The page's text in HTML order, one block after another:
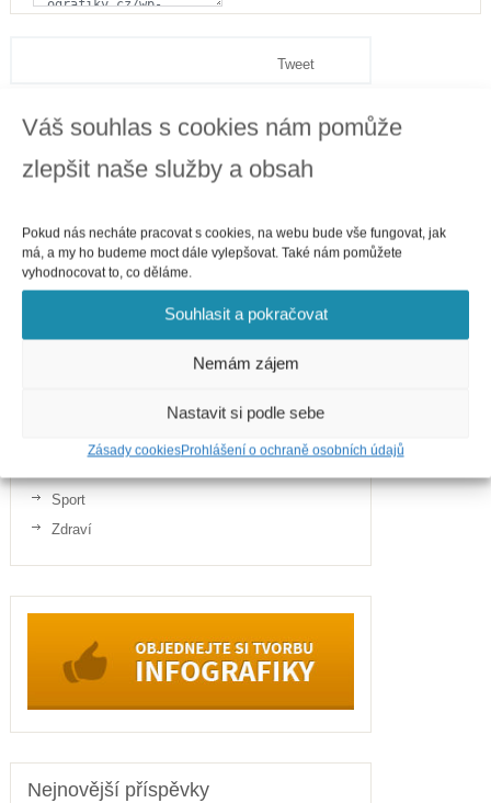
Váš souhlas s cookies nám pomůže
zlepšit naše služby a obsah
Pokud nás necháte pracovat s cookies, na webu bude vše fungovat, jak
má, a my ho budeme moct dále vylepšovat. Také nám pomůžete
vyhodnocovat to, co děláme.
Souhlasit a pokračovat
Nemám zájem
Nastavit si podle sebe
Zásady cookiesProhlášení o ochraně osobních údajů
Tweet
Kategorie
Business
Telefony
Sport
Zdraví
Nejnovější příspěvky